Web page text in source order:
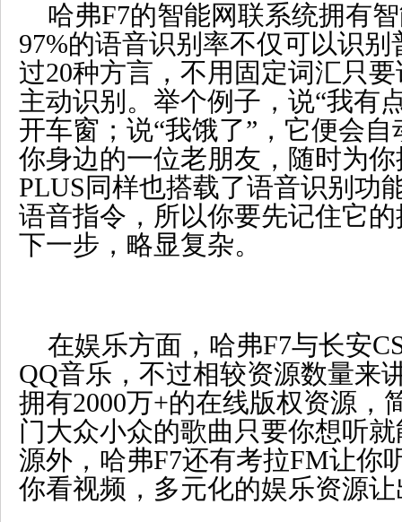
哈弗F7的智能网联系统拥有
97%的语音识别率不仅可以识
过20种方言，不用固定词汇只
主动识别。举个例子，说“我有
开车窗；说“我饿了”，它便会
你身边的一位老朋友，随时为
PLUS同样也搭载了语音识别功
语音指令，所以你要先记住它
下一步，略显复杂。
在娱乐方面，哈弗F7与长安
QQ音乐，不过相较资源数量来
拥有2000万+的在线版权资源，
门大众小众的歌曲只要你想听
源外，哈弗F7还有考拉FM让你
你看视频，多元化的娱乐资源